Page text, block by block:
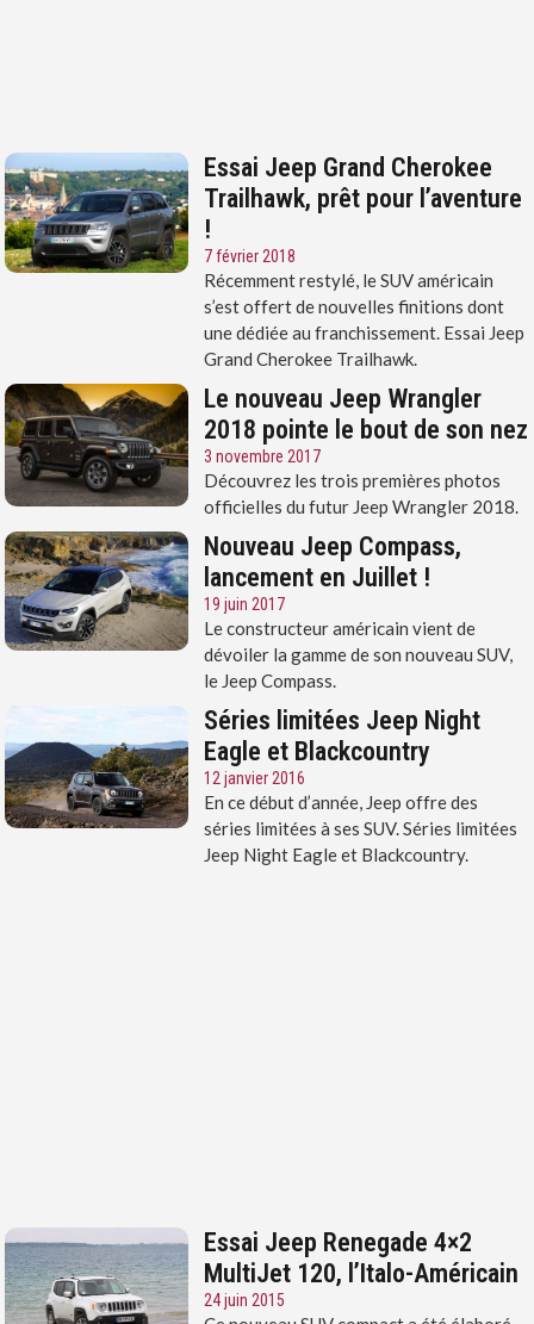
Essai Jeep Grand Cherokee
Trailhawk, prêt pour l’aventure
!
7 février 2018
Récemment restylé, le SUV américain
s’est offert de nouvelles finitions dont
une dédiée au franchissement. Essai Jeep
Grand Cherokee Trailhawk.
Le nouveau Jeep Wrangler
2018 pointe le bout de son nez
3 novembre 2017
Découvrez les trois premières photos
officielles du futur Jeep Wrangler 2018.
Nouveau Jeep Compass,
lancement en Juillet !
19 juin 2017
Le constructeur américain vient de
dévoiler la gamme de son nouveau SUV,
le Jeep Compass.
Séries limitées Jeep Night
Eagle et Blackcountry
12 janvier 2016
En ce début d’année, Jeep offre des
séries limitées à ses SUV. Séries limitées
Jeep Night Eagle et Blackcountry.
Essai Jeep Renegade 4×2
MultiJet 120, l’Italo-Américain
24 juin 2015